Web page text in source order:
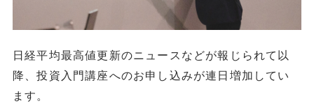
日経平均最高値更新のニュースなどが報じられて以
降、投資入門講座へのお申し込みが連日増加してい
ます。